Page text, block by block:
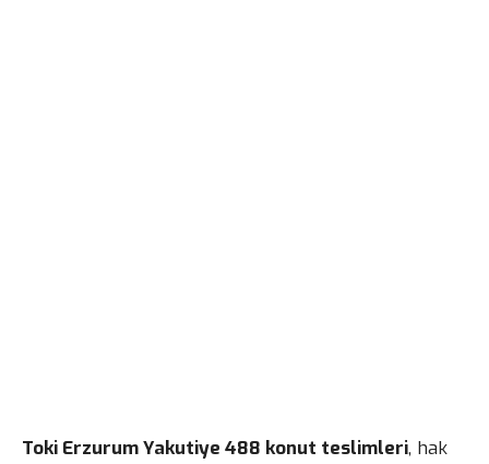
Toki Erzurum Yakutiye 488 konut teslimleri, hak